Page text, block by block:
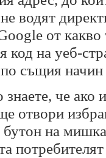
водят
от
код на уеб-
същия начин
че ако
отвори
на